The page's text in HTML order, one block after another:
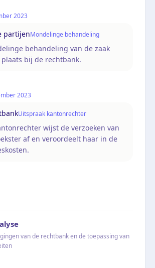
2023
partijenMondelinge behandeling
behandeling van de zaak
bij de rechtbank.
2023
Uitspraak kantonrechter
wijst de verzoeken van
af en veroordeelt haar in de
van de rechtbank en de toepassing van